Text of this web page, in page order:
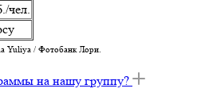
чел.
Yuliya / Фотобанк Лори.
на нашу группу?